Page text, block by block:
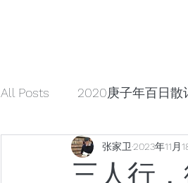
All Posts 2020庚子年百日散
解读星云大师《幸福箴言》
三人行，
张家卫 2023年11月